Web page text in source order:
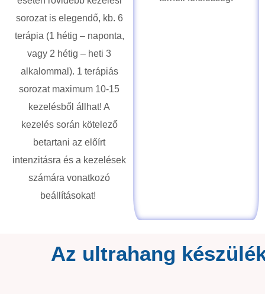
esetén rövidebb kezelési
sorozat is elegendő, kb. 6
terápia (1 hétig – naponta,
vagy 2 hétig – heti 3
alkalommal). 1 terápiás
sorozat maximum 10-15
kezelésből állhat! A
kezelés során kötelező
betartani az előírt
intenzitásra és a kezelések
számára vonatkozó
beállításokat!
Az ultrahang